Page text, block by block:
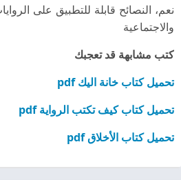
نعم، النصائح قابلة للتطبيق على
والاجتماعية
كتب مشابهة قد تعجبك
تحميل كتاب خانة اليك pdf
تحميل كتاب كيف تكتب الرواية pdf
تحميل كتاب الأخلاق pdf